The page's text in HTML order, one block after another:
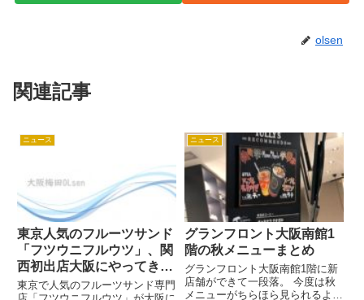
olsen
関連記事
ニュース
東京人気のフルーツサンド
「フツウニフルウツ」、関
西初出店大阪にやってき
た！
東京で人気のフルーツサンド専門
ニュース
グランフロント大阪南館1
階の秋メニューまとめ
グランフロント大阪南館1階に新
店舗ができて一段落。 今度は秋
メニューがちらほら見られるよう